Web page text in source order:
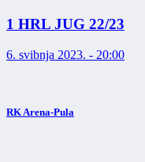
1 HRL JUG 22/23
6. svibnja 2023. - 20:00
RK Arena-Pula